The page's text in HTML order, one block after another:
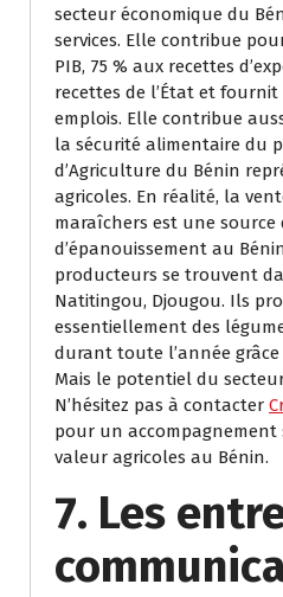
secteur économique du
services. Elle contribue
PIB, 75 % aux recettes
recettes de l’État et fournit
emplois. Elle contribue
la sécurité alimentaire du
d’Agriculture du Bénin
agricoles. En réalité, la
maraîchers est une
d’épanouissement au
producteurs se trouvent
Natitingou, Djougou. Ils
essentiellement des
durant toute l’année
Mais le potentiel du
N’hésitez pas à contacter
pour un accompagnement
valeur agricoles au Bénin.
7. Les